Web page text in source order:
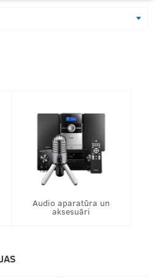
Audio aparatūra un
aksesuāri